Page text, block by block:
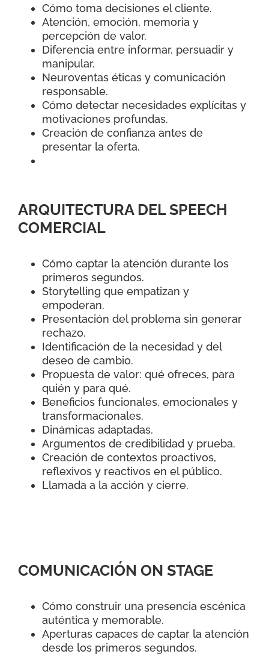
Cómo toma decisiones el cliente.
Atención, emoción, memoria y
percepción de valor.
Diferencia entre informar, persuadir y
manipular.
Neuroventas éticas y comunicación
responsable.
Cómo detectar necesidades explícitas y
motivaciones profundas.
Creación de confianza antes de
presentar la oferta.
ARQUITECTURA DEL SPEECH
COMERCIAL
Cómo captar la atención durante los
primeros segundos.
Storytelling que empatizan y
empoderan.
Presentación del problema sin generar
rechazo.
Identificación de la necesidad y del
deseo de cambio.
Propuesta de valor: qué ofreces, para
quién y para qué.
Beneficios funcionales, emocionales y
transformacionales.
Dinámicas adaptadas.
Argumentos de credibilidad y prueba.
Creación de contextos proactivos,
reflexivos y reactivos en el público.
Llamada a la acción y cierre.
COMUNICACIÓN ON STAGE
Cómo construir una presencia escénica
auténtica y memorable.
Aperturas capaces de captar la atención
desde los primeros segundos.